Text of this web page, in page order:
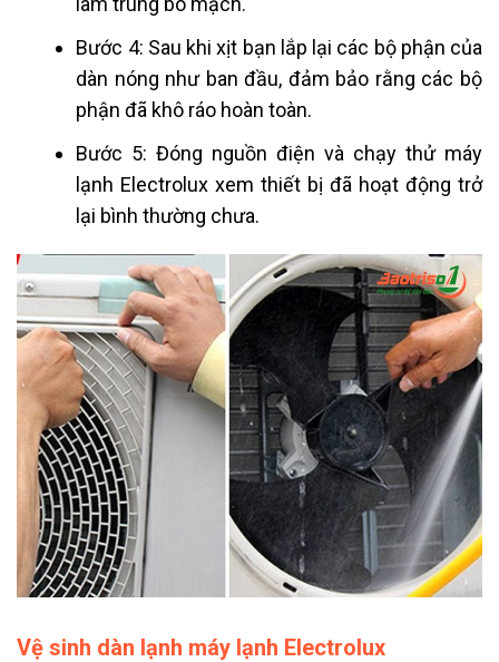
Bước 4: Sau khi xịt bạn lắp lại các bộ phận của
dàn nóng như ban đầu, đảm bảo rằng các bộ
phận đã khô ráo hoàn toàn.
Bước 5: Đóng nguồn điện và chạy thử máy
lạnh Electrolux xem thiết bị đã hoạt động trở
lại bình thường chưa.
Vệ sinh dàn lạnh máy lạnh Electrolux